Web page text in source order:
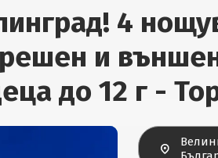
4
и
до 12 г -